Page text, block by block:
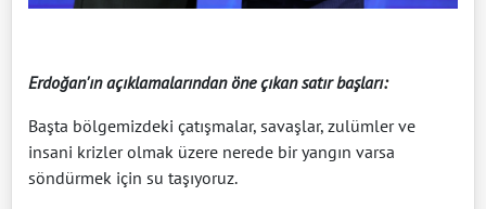
Erdoğan'ın açıklamalarından öne çıkan satır başları:
Başta bölgemizdeki çatışmalar, savaşlar, zulümler ve
insani krizler olmak üzere nerede bir yangın varsa
söndürmek için su taşıyoruz.